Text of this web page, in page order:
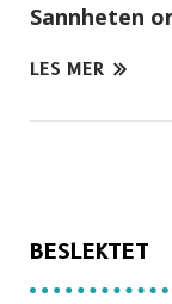
Sannheten
LES MER
BESLEKTET